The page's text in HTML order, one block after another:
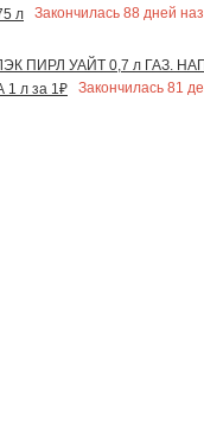
л
Закончилась 88 дней
ПИРЛ УАЙТ 0,7 л ГАЗ.
л за 1₽
Закончилась 81